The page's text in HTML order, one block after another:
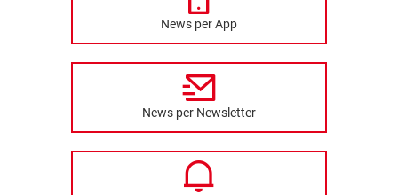
News per App
News per Newsletter